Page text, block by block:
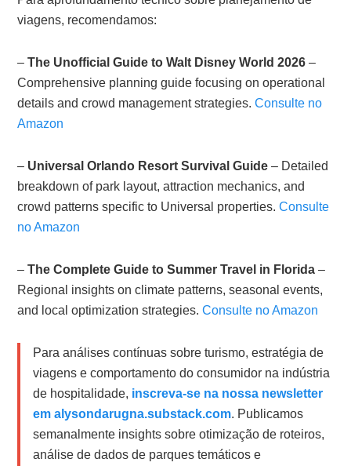
viagens, recomendamos:
–The Unofficial Guide to Walt Disney World 2026 –
Comprehensive planning guide focusing on operational
details and crowd management strategies.Consulte no
Amazon
– Universal Orlando Resort Survival Guide – Detailed
breakdown of park layout, attraction mechanics, and
crowd patterns specific to Universal properties.Consulte
no Amazon
–The Complete Guide to Summer Travel in Florida –
Regional insights on climate patterns, seasonal events,
and local optimization strategies.Consulte no Amazon
Para análises contínuas sobre turismo, estratégia de
viagens e comportamento do consumidor na indústria
de hospitalidade, inscreva-se na nossa newsletter
em alysondarugna.substack.com. Publicamos
semanalmente insights sobre otimização de roteiros,
análise de dados de parques temáticos e